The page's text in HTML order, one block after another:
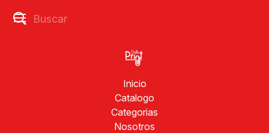
Inicio
Catalogo
Categorias
Nosotros